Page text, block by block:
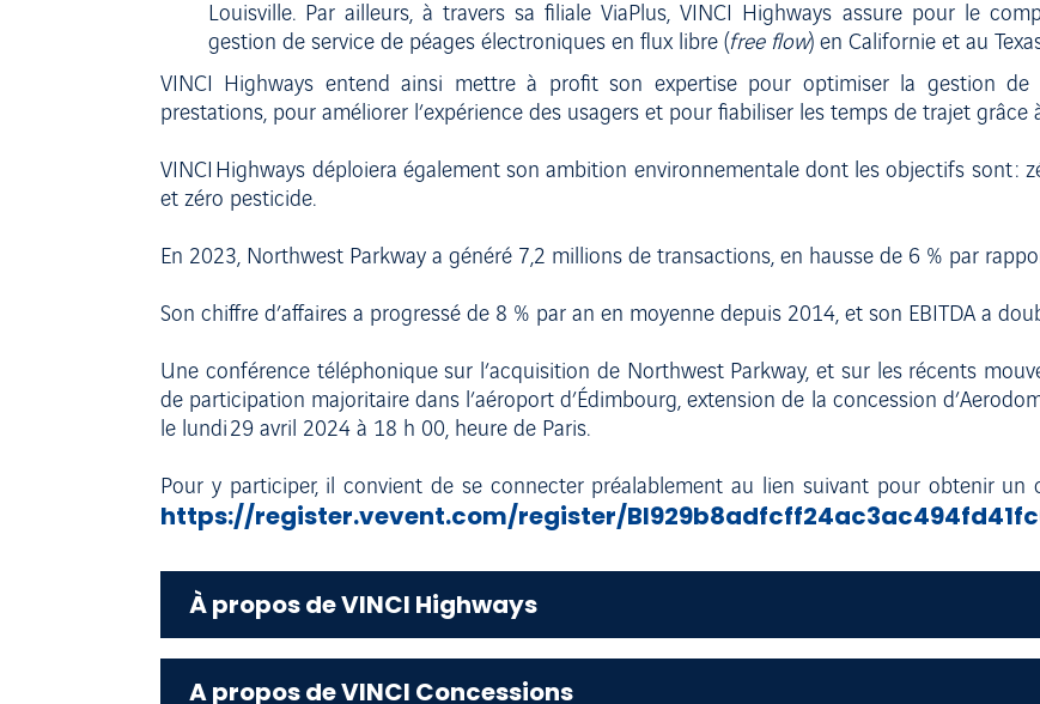
Louisville. Par ailleurs, à travers sa filiale ViaPlus, VINCI Highways assure pour le
gestion de service de péages électroniques en flux libre (free flow) en Californie et au
VINCI Highways entend ainsi mettre à profit son expertise pour optimiser la gestion de
prestations, pour améliorer l’expérience des usagers et pour fiabiliser les temps de trajet grâce
VINCI Highways déploiera également son ambition environnementale dont les objectifs sont :
et zéro pesticide.
En 2023, Northwest Parkway a généré 7,2 millions de transactions, en hausse de 6 % par
Son chiffre d’affaires a progressé de 8 % par an en moyenne depuis 2014, et son EBITDA a
Une conférence téléphonique sur l’acquisition de Northwest Parkway, et sur les récents
de participation majoritaire dans l’aéroport d’Édimbourg, extension de la concession
le lundi 29 avril 2024 à 18 h 00, heure de Paris.
Pour y participer, il convient de se connecter préalablement au lien suivant pour obtenir un
https://register.vevent.com/register/
À propos de VINCI Highways
A propos de VINCI Concessions